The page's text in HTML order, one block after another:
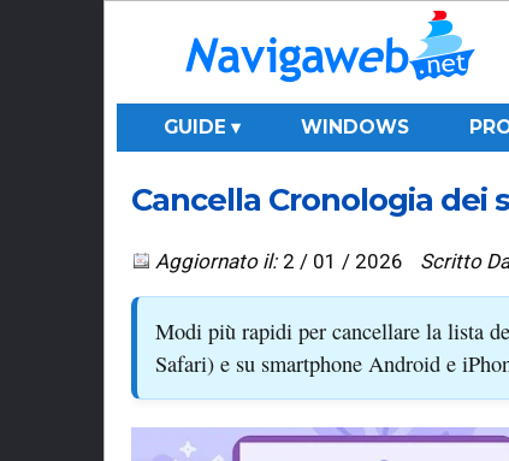
GUIDE ▾ WINDOWS
Cancella Cronologia dei
Aggiornato il: 2 / 01 / 2026 Scritto
Modi più rapidi per cancellare la lista
Safari) e su smartphone Android e